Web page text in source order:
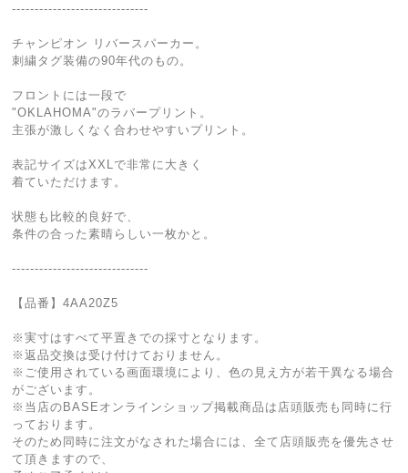
------------------------------
チャンピオン リバースパーカー。
刺繍タグ装備の90年代のもの。
フロントには一段で
"OKLAHOMA"のラバープリント。
主張が激しくなく合わせやすいプリント。
表記サイズはXXLで非常に大きく
着ていただけます。
状態も比較的良好で、
条件の合った素晴らしい一枚かと。
------------------------------
【品番】4AA20Z5
※実寸はすべて平置きでの採寸となります。
※返品交換は受け付けておりません。
※ご使用されている画面環境により、色の見え方が若干異なる場合
がございます。
※当店のBASEオンラインショップ掲載商品は店頭販売も同時に行
っております。
そのため同時に注文がなされた場合には、全て店頭販売を優先させ
て頂きますので、